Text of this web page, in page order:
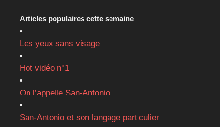
Articles populaires cette semaine
Les yeux sans visage
Hot vidéo n°1
On l’appelle San-Antonio
San-Antonio et son langage particulier